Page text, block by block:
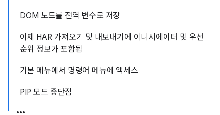
DOM 노드를 전역 변수로 저장
이제 HAR 가져오기 및 내보내기에 이니시에이터 및 우선
순위 정보가 포함됨
기본 메뉴에서 명령어 메뉴에 액세스
PIP 모드 중단점